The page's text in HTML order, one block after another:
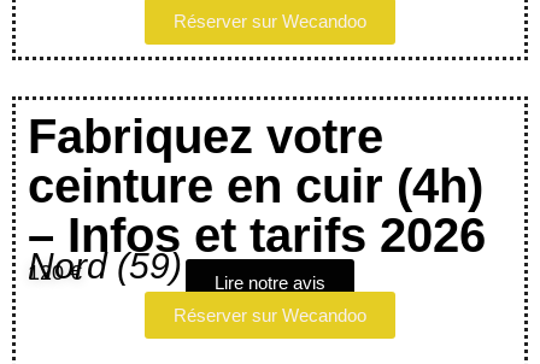
Réserver sur Wecandoo
Fabriquez votre
ceinture en cuir (4h)
– Infos et tarifs 2026
Nord (59)
120 €
Lire notre avis
Réserver sur Wecandoo